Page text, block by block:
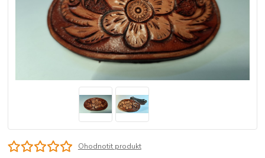
Ohodnotit produkt